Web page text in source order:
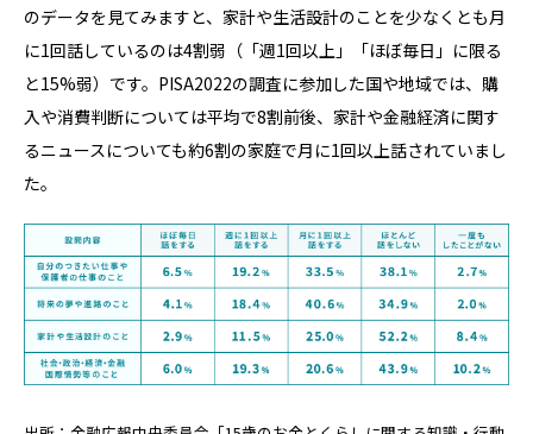
のデータを見てみますと、家計や生活設計のことを少なくとも月
に1回話しているのは4割弱（「週1回以上」「ほぼ毎日」に限る
と15%弱）です。PISA2022の調査に参加した国や地域では、購
入や消費判断については平均で8割前後、家計や金融経済に関す
るニュースについても約6割の家庭で月に1回以上話されていまし
た。